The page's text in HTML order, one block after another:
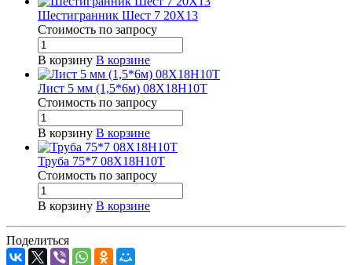
Шестигранник Шест 7 20Х13
Стоимость по запросу
В корзину В корзине
Лист 5 мм (1,5*6м) 08Х18Н10Т
Стоимость по запросу
В корзину В корзине
Труба 75*7 08Х18Н10Т
Стоимость по запросу
В корзину В корзине
Поделиться